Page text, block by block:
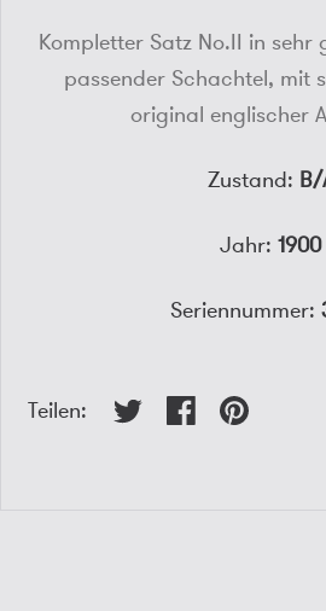
Kompletter Satz No.II in
passender Schachtel, mit
original englischer
Zustand: B/
Jahr:1900
Seriennummer:
Teilen: